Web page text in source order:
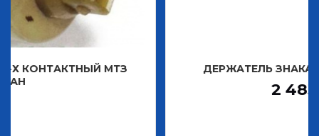
МТЗ ДЕРЖАТЕЛЬ ЗНАКА
Р